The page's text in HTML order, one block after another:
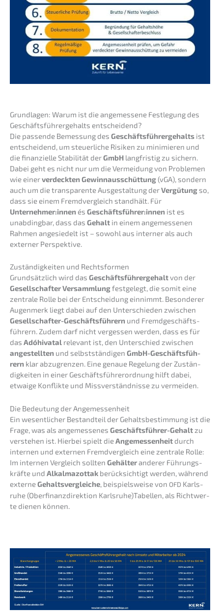
Grund­la­gen: Warum ist die angemes­se­ne Festle­gung des
Geschäfts­füh­rer­ge­halts entscheidend?
Die passen­de Bemes­sung des Geschäfts­füh­rer­ge­halts ist
entschei­dend, um steuer­li­che Risiken zu minimie­ren und
die finan­zi­el­le Stabi­li­tät derGmbH langfris­tig zu sichern.
Dabei geht es nicht nur um die Vermei­dung von Proble­men
wie einerverdeck­ten Gewinn­aus­schüt­tung (vGA), sondern
auch um die trans­pa­ren­te Ausge­stal­tung derVergü­tungso,
dass sie einem Fremd­ver­gleich stand­hält. Für
Unternehmer:innen és Geschäftsführer:innen ist es
unabding­bar, dass das Gehalt in einem angemes­se­nen
Rahmen angesie­delt ist – sowohl aus inter­ner als auch
exter­ner Perspektive.
Zustän­dig­kei­ten und Rechtsformen
Grund­sätz­lich wird das Geschäfts­füh­rer­ge­haltvon der
Gesell­schaf­ter Versamm­lungfestge­legt, die somit eine
zentra­le Rolle bei der Entschei­dung einnimmt. Beson­de­rer
Augen­merk liegt dabei auf den Unter­schie­den zwischen
Gesell­schaf­ter-Geschäfts­füh­rern und Fremd­ge­schäfts­
füh­rern. Zudem darf nicht verges­sen werden, dass es für
das Adóhi­vat­al relevant ist, den Unter­schied zwischen
angestell­ten und selbst­stän­di­gen GmbH-Geschäfts­füh­
rern klar abzugren­zen. Eine genaue Regelung der Zustän­
dig­kei­ten in einer Geschäfts­füh­rer­ord­nung hilft dabei,
etwaige Konflik­te und Missver­ständ­nis­se zu vermeiden.
Die Bedeu­tung der Angemessenheit
Ein wesent­li­cher Bestand­teil der Gehalts­be­stim­mung ist die
Frage, was als angemes­se­nes Geschäfts­füh­rer-Gehalt zu
verste­hen ist. Hierbei spielt dieAngemes­sen­heit durch
inter­nen und exter­nen Fremd­ver­gleich eine zentra­le Rolle:
Im inter­nen Vergleich sollten Gehäl­teranderer Führungs­
kräf­te und Alkal­ma­zot­tak berück­sich­tigt werden, während
exter­neGehalts­ver­glei­che, beispiels­wei­se von OFD Karls­
ru­he (Oberfi­nanz­di­rek­ti­on Karlsruhe)Tabellen, als Richt­wer­
te dienen können.